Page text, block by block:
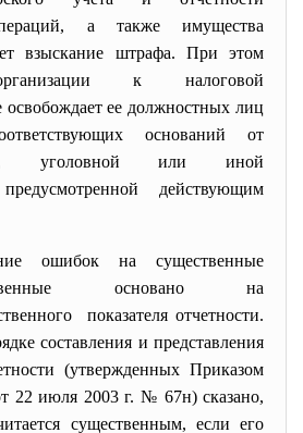
а также имущества
взыскание штрафа. При этом
к налоговой
освобождает ее должностных лиц
оснований от
уголовной или иной
предусмотренной действующим
ошибок на существенные
основано на
показателя отчетности.
составления и представления
(утвержденных Приказом
22 июля 2003 г. № 67н) сказано,
существенным, если его